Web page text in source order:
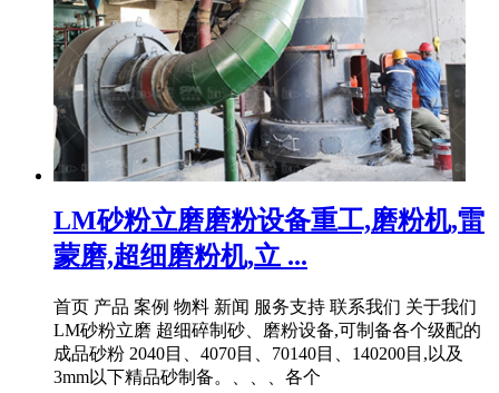
LM砂粉立磨磨粉设备重工,磨粉机,雷
蒙磨,超细磨粉机,立 ...
首页 产品 案例 物料 新闻 服务支持 联系我们 关于我们
LM砂粉立磨 超细碎制砂、磨粉设备,可制备各个级配的
成品砂粉 2040目、4070目、70140目、140200目,以及
3mm以下精品砂制备。、、、各个